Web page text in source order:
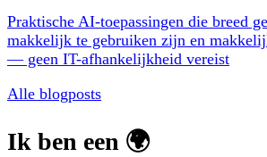
Praktische AI-toepassingen die breed
makkelijk te gebruiken zijn en
— geen IT-afhankelijkheid vereist
Alle blogposts
Ik ben een 🌍